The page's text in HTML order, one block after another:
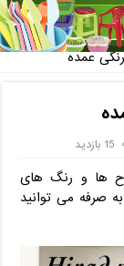
عمده
15 بازدید
ها و رنگ های
صرفه می توانید